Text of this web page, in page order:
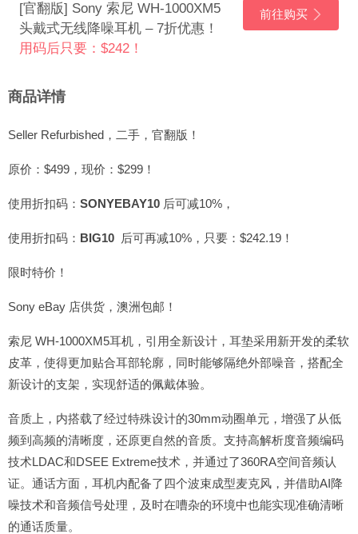
[官翻版] Sony 索尼 WH-1000XM5
头戴式无线降噪耳机 – 7折优惠！
用码后只要：$242！
前往购买
商品详情
Seller Refurbished，二手，官翻版！
原价：$499，现价：$299！
使用折扣码： SONYEBAY10 后可减10%，
使用折扣码： BIG10 后可再减10%，只要：$242.19！
限时特价！
Sony eBay 店供货，澳洲包邮！
索尼 WH-1000XM5耳机，引用全新设计，耳垫采用新开发的柔软
皮革，使得更加贴合耳部轮廓，同时能够隔绝外部噪音，搭配全
新设计的支架，实现舒适的佩戴体验。
音质上，内搭载了经过特殊设计的30mm动圈单元，增强了从低
频到高频的清晰度，还原更自然的音质。支持高解析度音频编码
技术LDAC和DSEE Extreme技术，并通过了360RA空间音频认
证。通话方面，耳机内配备了四个波束成型麦克风，并借助AI降
噪技术和音频信号处理，及时在嘈杂的环境中也能实现准确清晰
的通话质量。